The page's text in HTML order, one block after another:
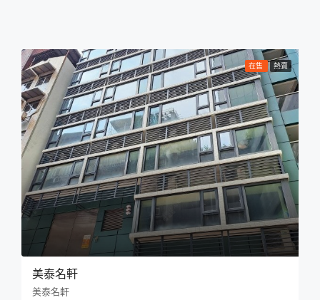
在售 熱賣
美泰名軒
美泰名軒